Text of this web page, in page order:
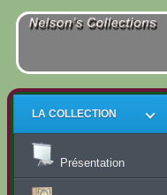
LA COLLECTION
Présentation